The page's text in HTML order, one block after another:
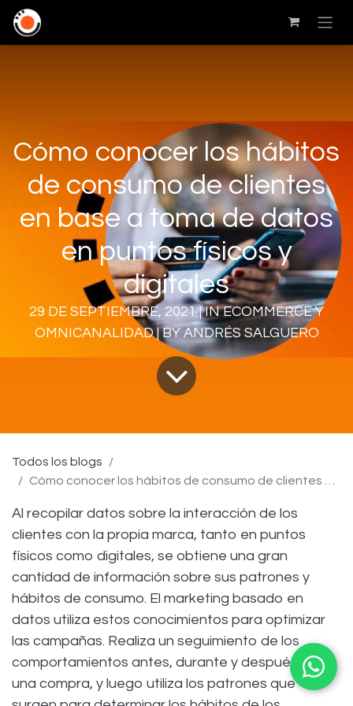
Cómo conocer los hábitos
de consumo de clientes
en base a toma de datos
en puntos físicos y
digitales
29 DE SEPTIEMBRE, 2021 | IN ECOMMERCE Y
OMNICANALIDAD | BY ANDRÉS SALGUERO
Todos los blogs
Cómo conocer los hábitos de consumo de clientes en base a toma de datos en puntos físicos y digitales
Al recopilar datos sobre la interacción de los
clientes con la propia marca, tanto en puntos
físicos como digitales, se obtiene una gran
cantidad de información sobre sus patrones y
hábitos de consumo. El marketing basado en
datos utiliza estos conocimientos para optimizar
las campañas. Realiza un seguimiento de los
comportamientos antes, durante y después de
una compra, y luego utiliza los patrones que